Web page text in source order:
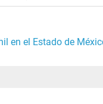
en el Estado de